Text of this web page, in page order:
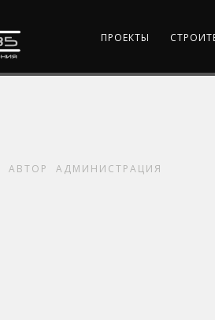
ПРОЕКТЫ
АВТОР АДМИНИСТРАЦИЯ